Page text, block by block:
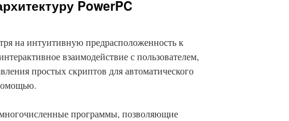
PowerPC
на интуитивную предрасположенность к
взаимодействие с пользователем,
простых скриптов для автоматического
программы, позволяющие